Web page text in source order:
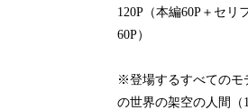
120P（本編60P＋セリ
60P）
※登場するすべてのモ
の世界の架空の人間（